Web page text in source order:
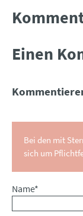
Einen
Bei den mit
sich um
Pflichtfeld
Name*